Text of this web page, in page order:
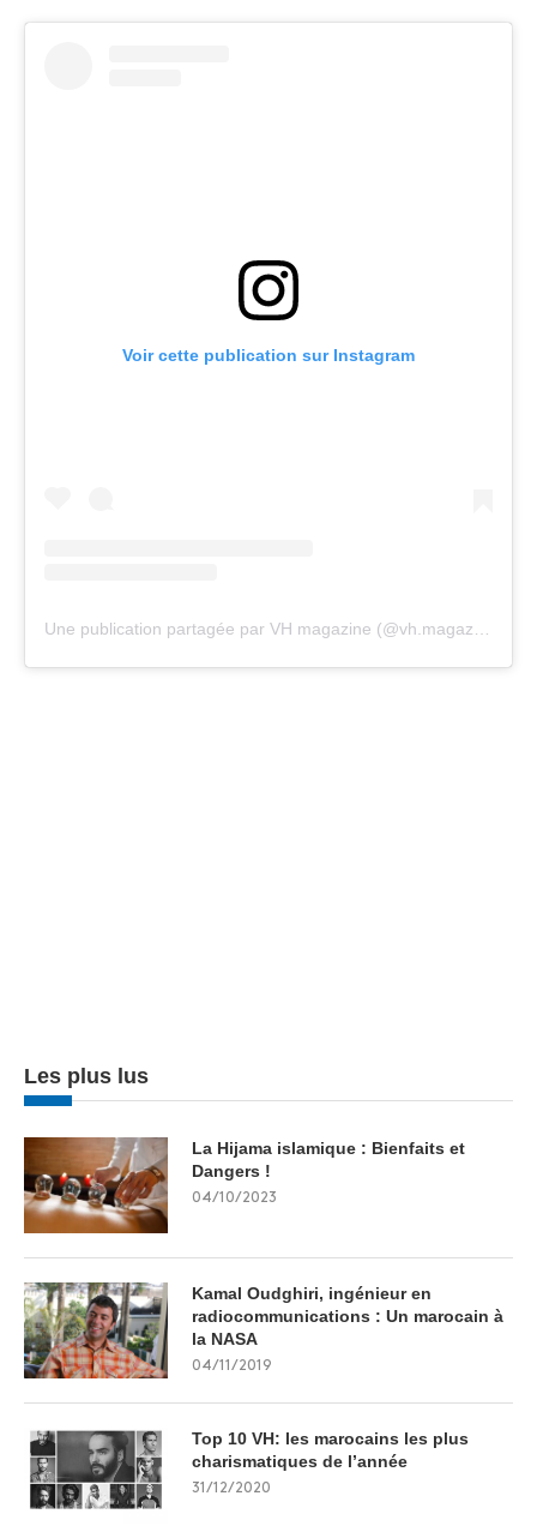
Voir cette publication sur Instagram
Une publication partagée par VH magazine (@vh.magazine)
Les plus lus
La Hijama islamique : Bienfaits et
Dangers !
04/10/2023
Kamal Oudghiri, ingénieur en
radiocommunications : Un marocain à
la NASA
04/11/2019
Top 10 VH: les marocains les plus
charismatiques de l’année
31/12/2020